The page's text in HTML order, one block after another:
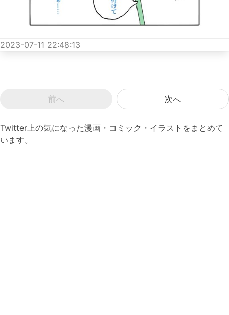
2023-07-11 22:48:13
前へ 次へ
Twitter上の気になった漫画・コミック・イラストをまとめて
います。